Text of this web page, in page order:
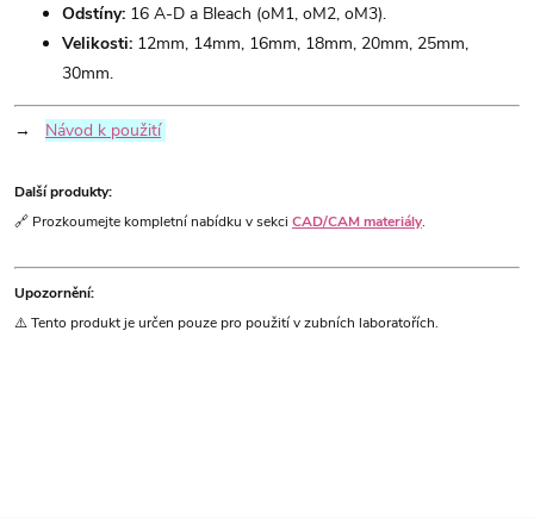
Odstíny: 16 A-D a Bleach (oM1, oM2, oM3).
Velikosti: 12mm, 14mm, 16mm, 18mm, 20mm, 25mm,
30mm.
→ Návod k použití
Další produkty:
🔗 Prozkoumejte kompletní nabídku v sekci CAD/CAM materiály.
Upozornění:
⚠️ Tento produkt je určen pouze pro použití v zubních laboratořích.